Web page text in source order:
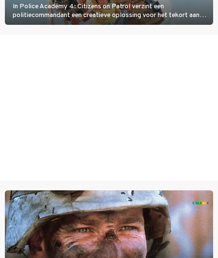
In Police Academy 4: Citizens on Patrol verzint een
politiecommandant een creatieve oplossing voor het tekort aan
agenten.